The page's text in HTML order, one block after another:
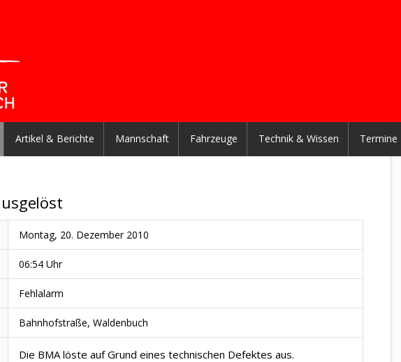
Artikel & Berichte Mannschaft Fahrzeuge Technik & Wissen Termine
Montag, 20. Dezember 2010
06:54 Uhr
Fehlalarm
Bahnhofstraße, Waldenbuch
Die BMA löste auf Grund eines technischen Defektes aus.